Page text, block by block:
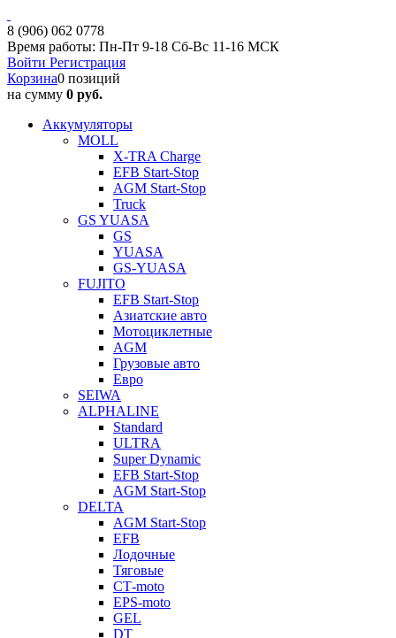
8 (906) 062 0778
Время работы: Пн-Пт 9-18 Сб-Вс 11-16 МСК
Войти Регистрация
Корзина0 позиций
на сумму 0 руб.
Аккумуляторы
MOLL
X-TRA Charge
EFB Start-Stop
AGM Start-Stop
Truck
GS YUASA
GS
YUASA
GS-YUASA
FUJITO
EFB Start-Stop
Азиатские авто
Мотоциклетные
AGM
Грузовые авто
Евро
SEIWA
ALPHALINE
Standard
ULTRA
Super Dynamic
EFB Start-Stop
AGM Start-Stop
DELTA
AGM Start-Stop
EFB
Лодочные
Тяговые
СТ-moto
EPS-moto
GEL
DT